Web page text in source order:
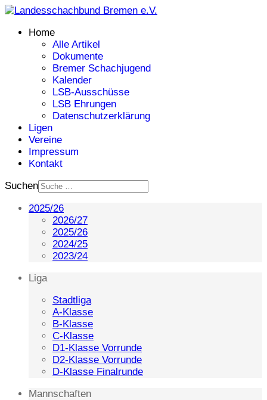
Home
Alle Artikel
Dokumente
Bremer Schachjugend
Kalender
LSB-Ausschüsse
LSB Ehrungen
Datenschutzerklärung
Ligen
Vereine
Impressum
Kontakt
Suchen
2025/26
2026/27
2025/26
2024/25
2023/24
Liga
Stadtliga
A-Klasse
B-Klasse
C-Klasse
D1-Klasse Vorrunde
D2-Klasse Vorrunde
D-Klasse Finalrunde
Mannschaften